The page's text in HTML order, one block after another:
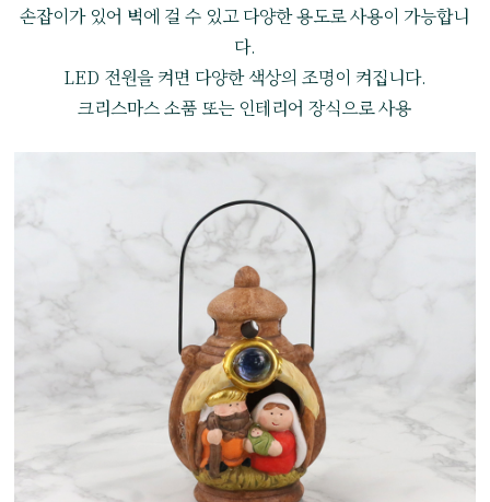
손잡이가 있어 벽에 걸 수 있고 다양한 용도로 사용이 가능합니
다.
LED 전원을 켜면 다양한 색상의 조명이 켜집니다.
크리스마스 소품 또는 인테리어 장식으로 사용